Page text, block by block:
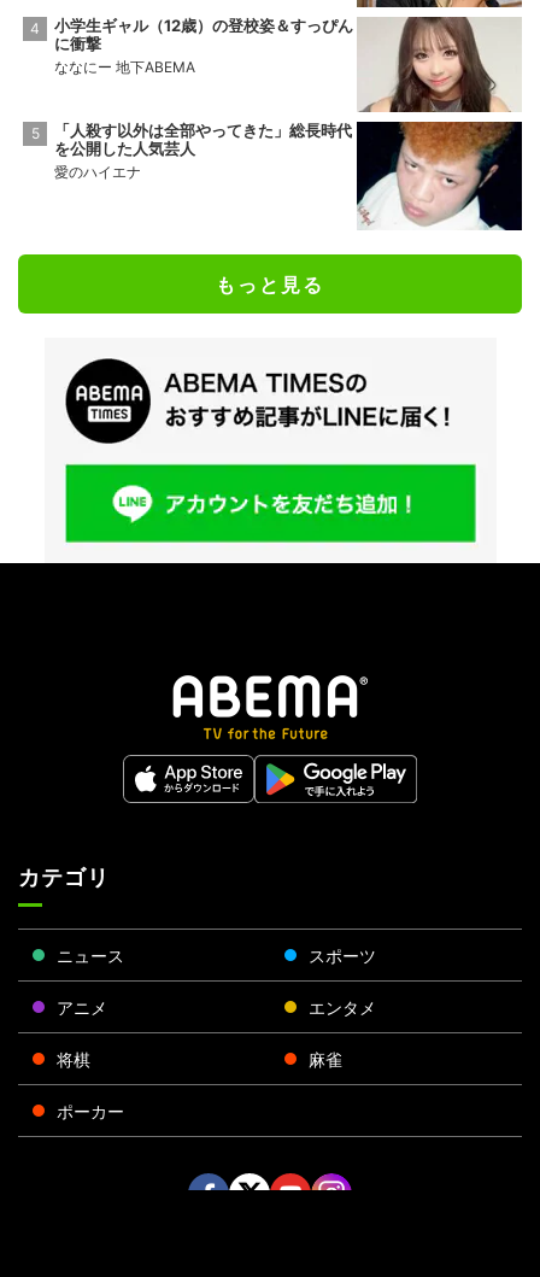
小学生ギャル（12歳）の登校姿＆すっぴん
に衝撃
ななにー 地下ABEMA
「人殺す以外は全部やってきた」総長時代
を公開した人気芸人
愛のハイエナ
もっと見る
カテゴリ
ニュース スポーツ
アニメ エンタメ
将棋 麻雀
ポーカー